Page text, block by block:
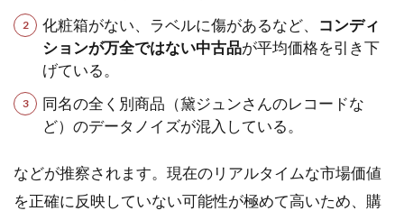
化粧箱がない、ラベルに傷があるなど、 コンディ
ションが万全ではない中古品が平均価格を引き下
げている。
同名の全く別商品（黛ジュンさんのレコードな
ど）のデータノイズが混入している。
などが推察されます。現在のリアルタイムな市場価値
を正確に反映していない可能性が極めて高いため、購